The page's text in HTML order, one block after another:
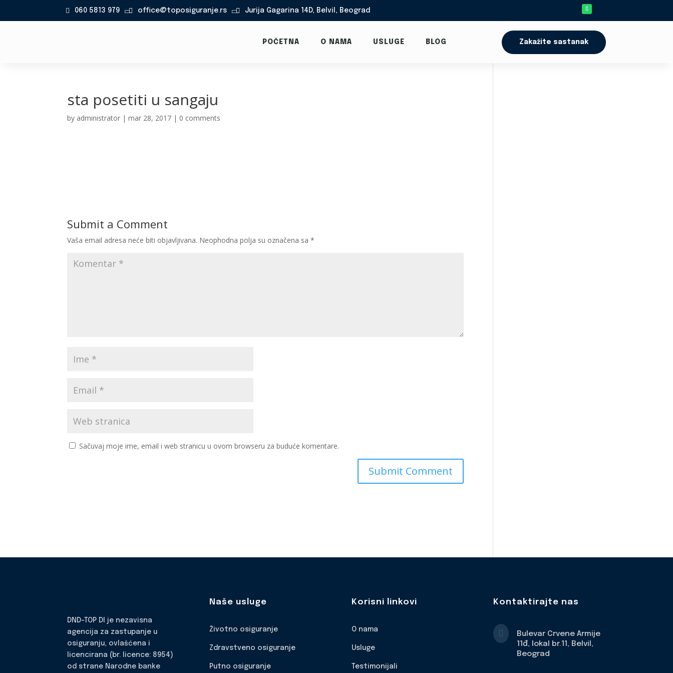
060 5813 979  office@toposiguranje.rs  Jurija Gagarina 14D, Belvil, Beograd
POČETNA O NAMA USLUGE BLOG Zakažite sastanak
sta posetiti u sangaju
by administrator |mar 28, 2017 | 0 comments
Submit a Comment
Vaša email adresa neće biti objavljivana. Neophodna polja su označena sa*
Sačuvaj moje ime, email i web stranicu u ovom browseru za buduće komentare.
DND-TOP DI je nezavisna
agencija za zastupanje u
osiguranju, ovlašćena i
licencirana (br. licence: 8954)
od strane Narodne banke
Naše usluge
Životno osiguranje
Zdravstveno osiguranje
Putno osiguranje
Korisni linkovi
O nama
Usluge
Testimonijali
Kontaktirajte nas

Bulevar Crvene Armije
11đ, lokal br.11, Belvil,
Beograd